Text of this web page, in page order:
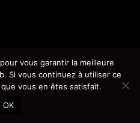
vous garantir la meilleure
Si vous continuez à utiliser ce
vous en êtes satisfait.
OK